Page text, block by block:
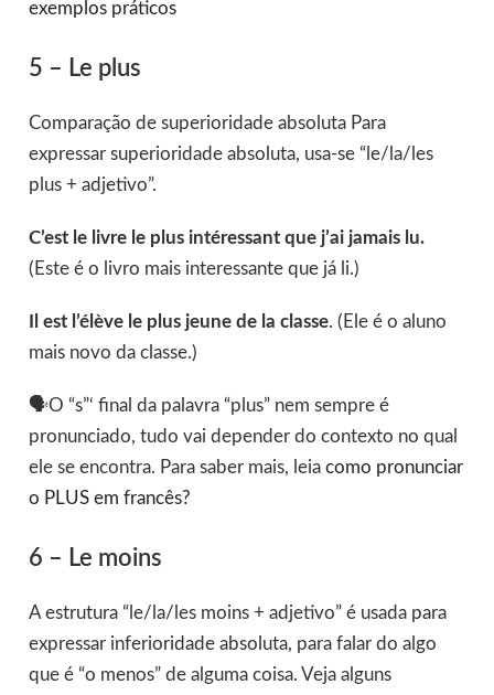
exemplos práticos
5 – Le plus
Comparação de superioridade absoluta Para
expressar superioridade absoluta, usa-se “le/la/les
plus + adjetivo”.
C’est le livre le plus intéressant que j’ai jamais lu.
(Este é o livro mais interessante que já li.)
Il est l’élève le plus jeune de la classe. (Ele é o aluno
mais novo da classe.)
🗣O “s”‘ final da palavra “plus” nem sempre é
pronunciado, tudo vai depender do contexto no qual
ele se encontra. Para saber mais, leia como pronunciar
o PLUS em francês?
6 – Le moins
A estrutura “le/la/les moins + adjetivo” é usada para
expressar inferioridade absoluta, para falar do algo
que é “o menos” de alguma coisa. Veja alguns